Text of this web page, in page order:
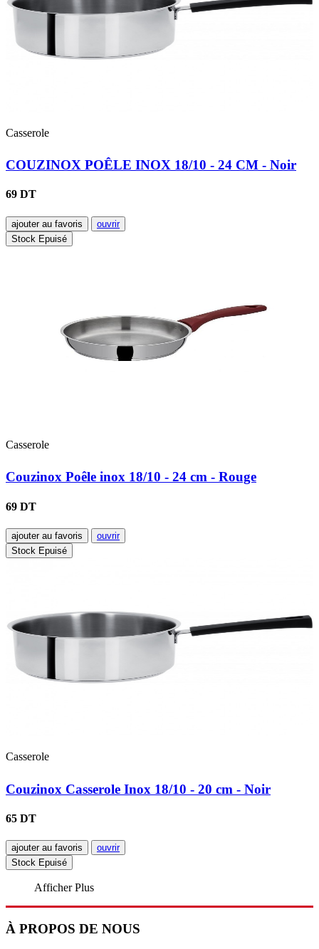
Casserole
COUZINOX POÊLE INOX 18/10 - 24 CM - Noir
69 DT
ajouter au favoris
ouvrir
Stock Epuisé
Casserole
Couzinox Poêle inox 18/10 - 24 cm - Rouge
69 DT
ajouter au favoris
ouvrir
Stock Epuisé
Casserole
Couzinox Casserole Inox 18/10 - 20 cm - Noir
65 DT
ajouter au favoris
ouvrir
Stock Epuisé
Afficher Plus
À PROPOS DE NOUS